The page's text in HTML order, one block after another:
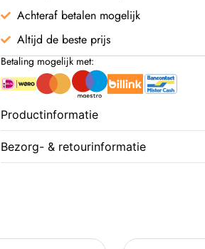
Achteraf betalen mogelijk
Altijd de beste prijs
Betaling mogelijk met:
Productinformatie
Bezorg- & retourinformatie